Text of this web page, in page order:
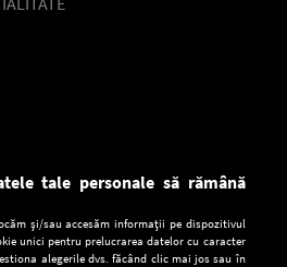
Europa FM pentru smartphone:
tale personale să rămână
și/sau accesăm informații pe dispozitivul
unici pentru prelucrarea datelor cu caracter
alegerile dvs. făcând clic mai jos sau în